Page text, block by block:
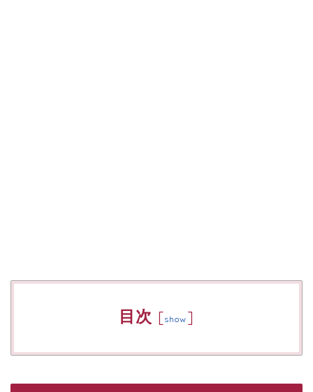
目次 [show ]